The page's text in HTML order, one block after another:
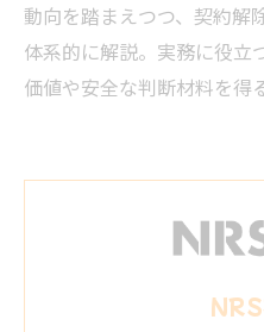
動向を踏まえつつ、契約解
体系的に解説。実務に役立
価値や安全な判断材料を得
NRS